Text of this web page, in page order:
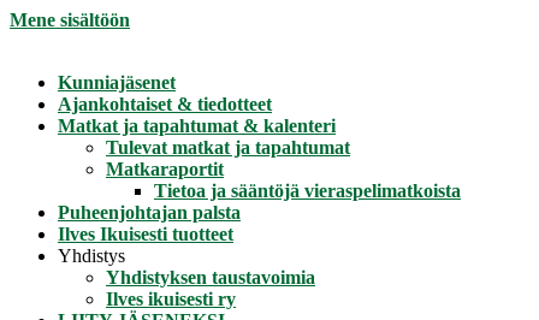
Mene sisältöön
Kunniajäsenet
Ajankohtaiset & tiedotteet
Matkat ja tapahtumat & kalenteri
Tulevat matkat ja tapahtumat
Matkaraportit
Tietoa ja sääntöjä vieraspelimatkoista
Puheenjohtajan palsta
Ilves Ikuisesti tuotteet
Yhdistys
Yhdistyksen taustavoimia
Ilves ikuisesti ry